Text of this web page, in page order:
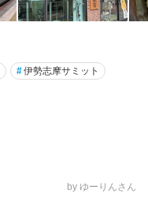
#伊勢志摩サミット
by ゆーりんさん